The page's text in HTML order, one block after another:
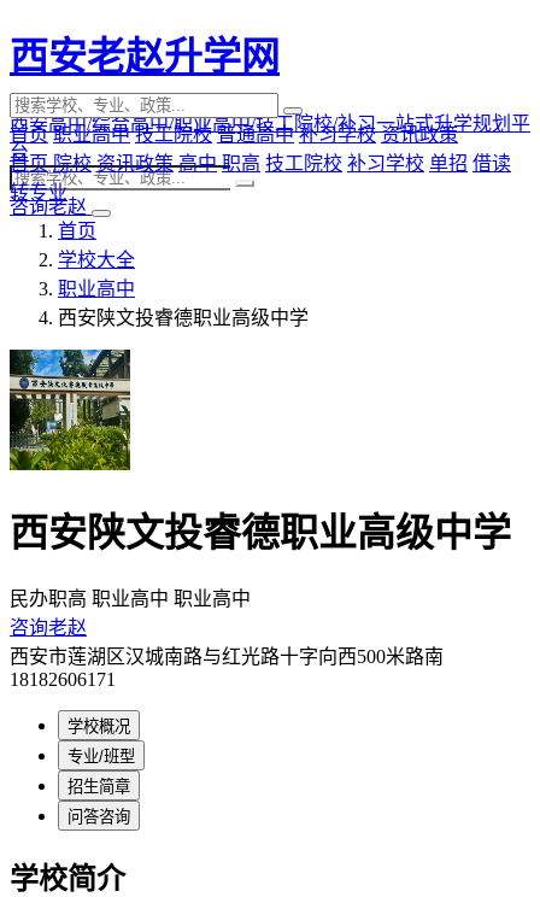
西安老赵升学网
西安高中/综合高中/职业高中/技工院校/补习一站式升学规划平
台
咨询老赵
首页 职业高中 技工院校 普通高中 补习学校 资讯政策
首页 院校 资讯政策 高中 职高 技工院校 补习学校 单招 借读
转专业
首页
学校大全
职业高中
西安陕文投睿德职业高级中学
西安陕文投睿德职业高级中学
民办职高 职业高中 职业高中
咨询老赵
西安市莲湖区汉城南路与红光路十字向西500米路南
18182606171
学校概况
专业/班型
招生简章
问答咨询
学校简介